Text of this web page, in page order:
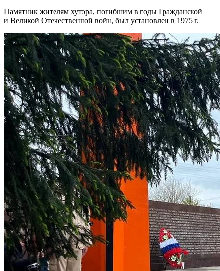
Памятник жителям хутора, погибшим в годы Гражданской
и Великой Отечественной войн, был установлен в 1975 г.